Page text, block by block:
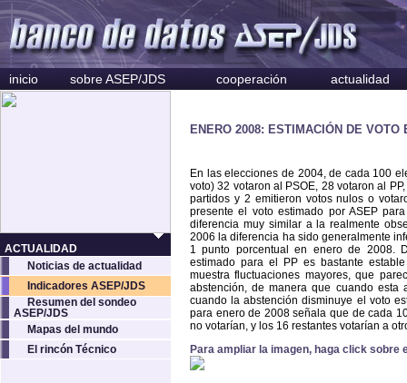
inicio sobre ASEP/JDS cooperación actualidad
ACTUALIDAD
Noticias de actualidad
Indicadores ASEP/JDS
Resumen del sondeo
ASEP/JDS
Mapas del mundo
El rincón Técnico
ENERO 2008: ESTIMACIÓN DE VOTO
En las elecciones de 2004, de cada 100
voto) 32 votaron al PSOE, 28 votaron al
partidos y 2 emitieron votos nulos o
presente el voto estimado por ASEP
diferencia muy similar a la realmente
2006 la diferencia ha sido generalmente
1 punto porcentual en enero de 2008.
estimado para el PP es bastante
muestra fluctuaciones mayores, que
abstención, de manera que cuando esta
cuando la abstención disminuye el voto
para enero de 2008 señala que de cada
no votarían, y los 16 restantes votarían a
Para ampliar la imagen, haga click sobre